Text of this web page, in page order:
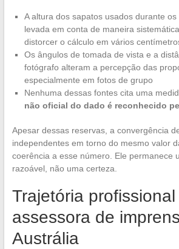
A altura dos sapatos usados durante
levada em conta de maneira
distorcer o cálculo em vários
Os ângulos de tomada de vista e a
fotógrafo alteram a percepção das
especialmente em fotos de grupo
Nenhuma dessas fontes cita uma
não oficial do dado é reconhecido
Apesar dessas reservas, a convergência
independentes em torno do mesmo valor
coerência a esse número. Ele permanece
razoável, não uma certeza.
Trajetória
assessora de
Austrália